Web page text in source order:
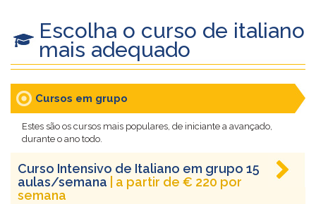
Escolha o curso de italiano
mais adequado
Cursos em grupo
Estes são os cursos mais populares, de iniciante a avançado,
durante o ano todo.
Curso Intensivo de Italiano em grupo 15
aulas/semana
| a partir de € 220 por
semana